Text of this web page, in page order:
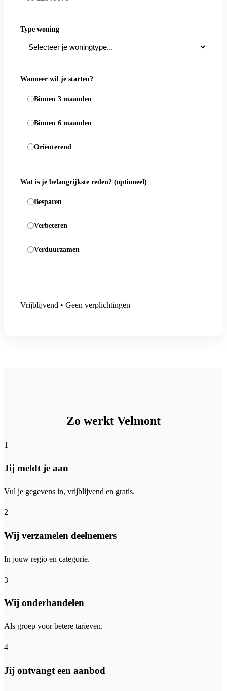
Type woning
Wanneer wil je starten?
Binnen 3 maanden
Binnen 6 maanden
Oriënterend
Wat is je belangrijkste reden? (optioneel)
Besparen
Verbeteren
Verduurzamen
Vrijblijvend • Geen verplichtingen
Zo werkt Velmont
1
Jij meldt je aan
Vul je gegevens in, vrijblijvend en gratis.
2
Wij verzamelen deelnemers
In jouw regio en categorie.
3
Wij onderhandelen
Als groep voor betere tarieven.
4
Jij ontvangt een aanbod